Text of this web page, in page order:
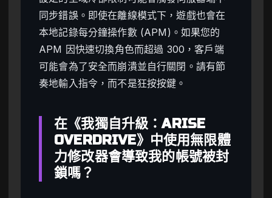
同步錯誤。即使在離線模式下，遊戲也會在
本地記錄每分鐘操作數 (APM)。如果您的
APM 因快速切換角色而超過 300，客戶端
可能會為了安全而崩潰並自行關閉。請有節
奏地輸入指令，而不是狂按按鍵。
在《我獨自升級：ARISE
OVERDRIVE》中使用無限體
力修改器會導致我的帳號被封
鎖嗎？